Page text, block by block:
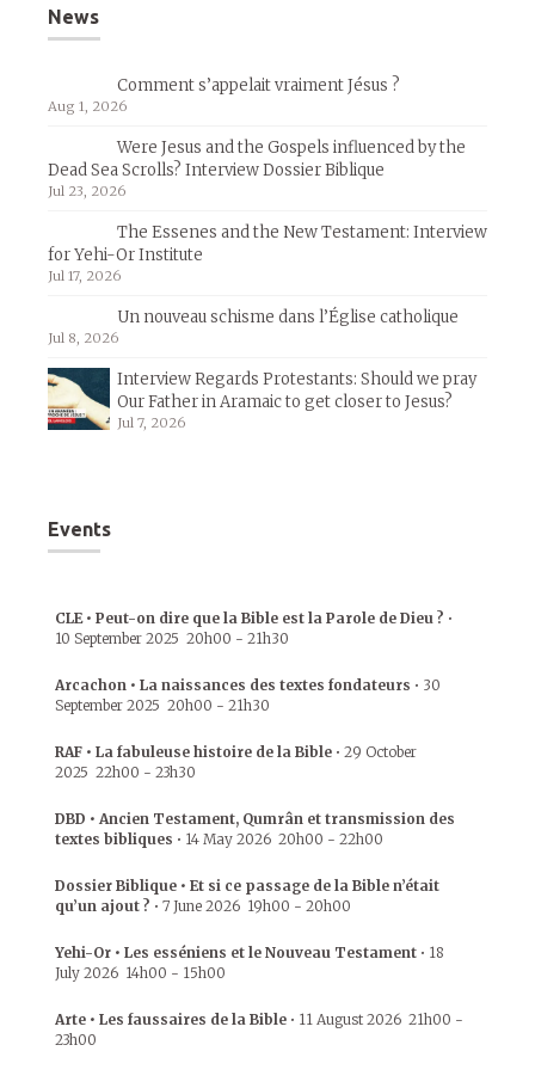
News
Comment s’appelait vraiment Jésus ?
Aug 1, 2026
Were Jesus and the Gospels influenced by the
Dead Sea Scrolls? Interview Dossier Biblique
Jul 23, 2026
The Essenes and the New Testament: Interview
for Yehi-Or Institute
Jul 17, 2026
Un nouveau schisme dans l’Église catholique
Jul 8, 2026
Interview Regards Protestants: Should we pray
Our Father in Aramaic to get closer to Jesus?
Jul 7, 2026
Events
CLE • Peut-on dire que la Bible est la Parole de Dieu ? •
10 September 2025 20h00 - 21h30
Arcachon • La naissances des textes fondateurs • 30
September 2025 20h00 - 21h30
RAF • La fabuleuse histoire de la Bible • 29 October
2025 22h00 - 23h30
DBD • Ancien Testament, Qumrân et transmission des
textes bibliques • 14 May 2026 20h00 - 22h00
Dossier Biblique • Et si ce passage de la Bible n’était
qu’un ajout ? • 7 June 2026 19h00 - 20h00
Yehi-Or • Les esséniens et le Nouveau Testament • 18
July 2026 14h00 - 15h00
Arte • Les faussaires de la Bible • 11 August 2026 21h00 -
23h00